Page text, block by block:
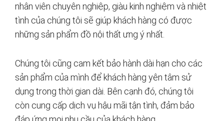
nhân viên chuyên nghiệp, giàu kinh nghiệm và nhiệt
tình của chúng tôi sẽ giúp khách hàng có được
những sản phẩm đồ nội thất ưng ý nhất.
Chúng tôi cũng cam kết bảo hành dài hạn cho các
sản phẩm của mình để khách hàng yên tâm sử
dụng trong thời gian dài. Bên cạnh đó, chúng tôi
còn cung cấp dịch vụ hậu mãi tận tình, đảm bảo